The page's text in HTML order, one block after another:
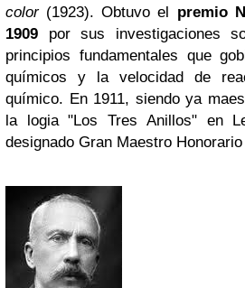
color(1923). Obtuvo el premio
1909 por sus investigaciones
principios fundamentales que
químicos y la velocidad de
químico. En 1911, siendo ya
la logia "Los Tres Anillos" en
designado Gran Maestro